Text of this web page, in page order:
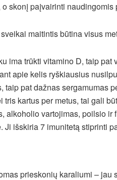
skonį paįvairinti
maitintis būtina visus
ima trūkti vitamino D, taip
apie kelis ryškiausius
taip pat dažnas sergamumas
tris kartus per metus, tai gali
alkoholio vartojimas, poilsio ir
Ji išskiria 7 imunitetą stiprinti
prieskonių karaliumi – jau